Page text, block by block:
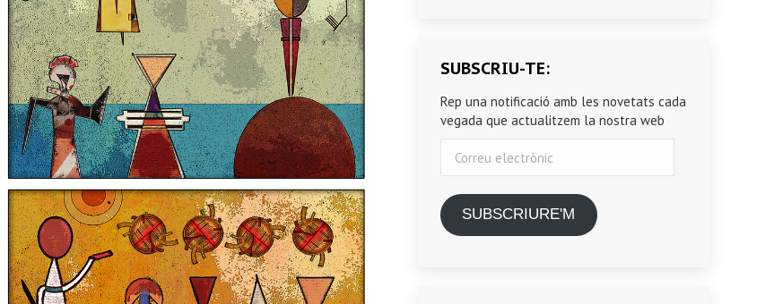
SUBSCRIU-TE:
Rep una notificació amb les novetats cada
vegada que actualitzem la nostra web
electrònic
SUBSCRIURE'M